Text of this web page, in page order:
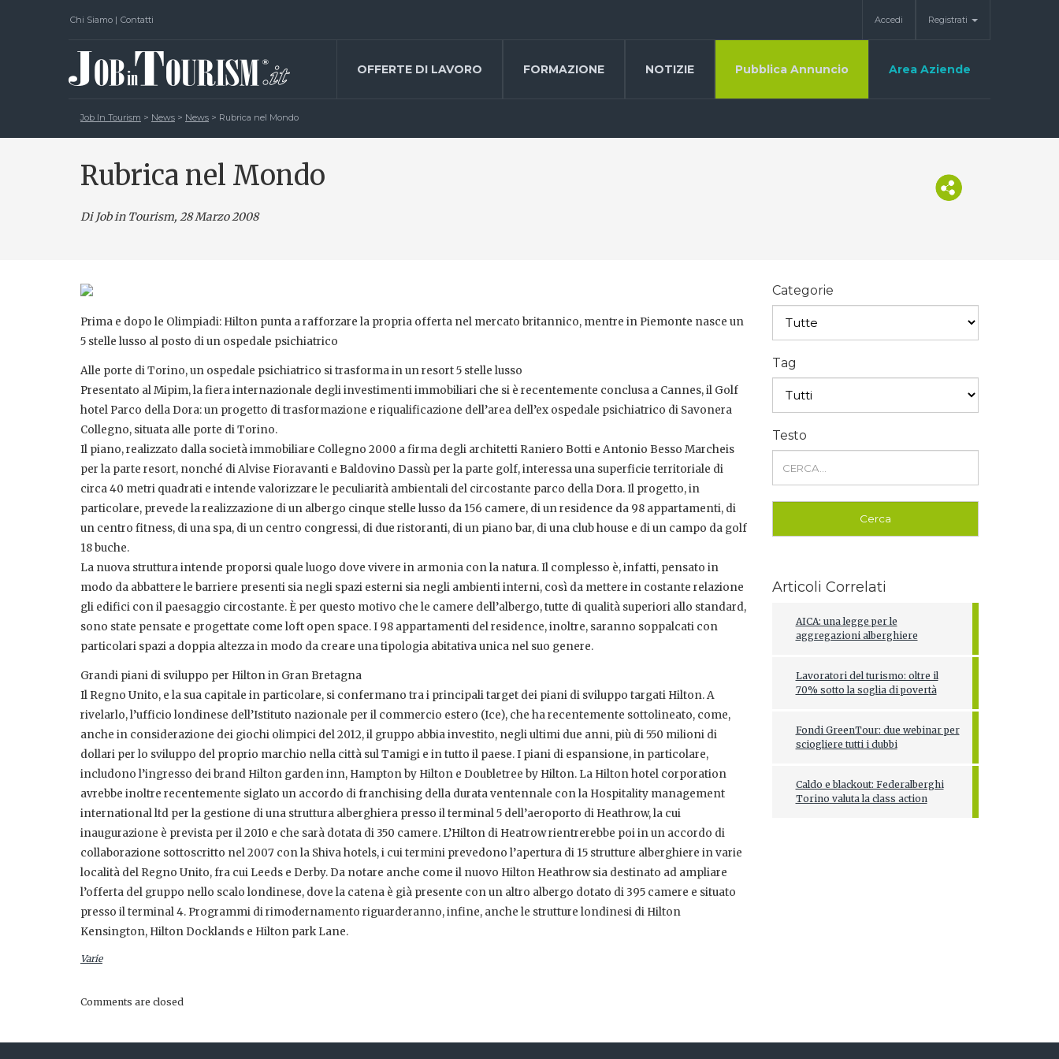
Chi Siamo | Contatti Accedi Registrati
OFFERTE DI LAVORO FORMAZIONE NOTIZIE Pubblica Annuncio Area Aziende
Job In Tourism > News > News > Rubrica nel Mondo
Rubrica nel Mondo
Di Job in Tourism, 28 Marzo 2008
Prima e dopo le Olimpiadi: Hilton punta a rafforzare la propria offerta nel mercato britannico, mentre in Piemonte nasce un
5 stelle lusso al posto di un ospedale psichiatrico
Alle porte di Torino, un ospedale psichiatrico si trasforma in un resort 5 stelle lusso
Presentato al Mipim, la fiera internazionale degli investimenti immobiliari che si è recentemente conclusa a Cannes, il Golf
hotel Parco della Dora: un progetto di trasformazione e riqualificazione dell’area dell’ex ospedale psichiatrico di Savonera
Collegno, situata alle porte di Torino.
Il piano, realizzato dalla società immobiliare Collegno 2000 a firma degli architetti Raniero Botti e Antonio Besso Marcheis
per la parte resort, nonché di Alvise Fioravanti e Baldovino Dassù per la parte golf, interessa una superficie territoriale di
circa 40 metri quadrati e intende valorizzare le peculiarità ambientali del circostante parco della Dora. Il progetto, in
particolare, prevede la realizzazione di un albergo cinque stelle lusso da 156 camere, di un residence da 98 appartamenti, di
un centro fitness, di una spa, di un centro congressi, di due ristoranti, di un piano bar, di una club house e di un campo da golf
18 buche.
La nuova struttura intende proporsi quale luogo dove vivere in armonia con la natura. Il complesso è, infatti, pensato in
modo da abbattere le barriere presenti sia negli spazi esterni sia negli ambienti interni, così da mettere in costante relazione
gli edifici con il paesaggio circostante. È per questo motivo che le camere dell’albergo, tutte di qualità superiori allo standard,
sono state pensate e progettate come loft open space. I 98 appartamenti del residence, inoltre, saranno soppalcati con
particolari spazi a doppia altezza in modo da creare una tipologia abitativa unica nel suo genere.
Grandi piani di sviluppo per Hilton in Gran Bretagna
Il Regno Unito, e la sua capitale in particolare, si confermano tra i principali target dei piani di sviluppo targati Hilton. A
rivelarlo, l’ufficio londinese dell’Istituto nazionale per il commercio estero (Ice), che ha recentemente sottolineato, come,
anche in considerazione dei giochi olimpici del 2012, il gruppo abbia investito, negli ultimi due anni, più di 550 milioni di
dollari per lo sviluppo del proprio marchio nella città sul Tamigi e in tutto il paese. I piani di espansione, in particolare,
includono l’ingresso dei brand Hilton garden inn, Hampton by Hilton e Doubletree by Hilton. La Hilton hotel corporation
avrebbe inoltre recentemente siglato un accordo di franchising della durata ventennale con la Hospitality management
international ltd per la gestione di una struttura alberghiera presso il terminal 5 dell’aeroporto di Heathrow, la cui
inaugurazione è prevista per il 2010 e che sarà dotata di 350 camere. L’Hilton di Heatrow rientrerebbe poi in un accordo di
collaborazione sottoscritto nel 2007 con la Shiva hotels, i cui termini prevedono l’apertura di 15 strutture alberghiere in varie
località del Regno Unito, fra cui Leeds e Derby. Da notare anche come il nuovo Hilton Heathrow sia destinato ad ampliare
l’offerta del gruppo nello scalo londinese, dove la catena è già presente con un altro albergo dotato di 395 camere e situato
presso il terminal 4. Programmi di rimodernamento riguarderanno, infine, anche le strutture londinesi di Hilton
Kensington, Hilton Docklands e Hilton park Lane.
Varie
Comments are closed
Categorie
Tag
Testo
Articoli Correlati
AICA: una legge per le
aggregazioni alberghiere
Lavoratori del turismo: oltre il
70% sotto la soglia di povertà
Fondi GreenTour: due webinar per
sciogliere tutti i dubbi
Caldo e blackout: Federalberghi
Torino valuta la class action